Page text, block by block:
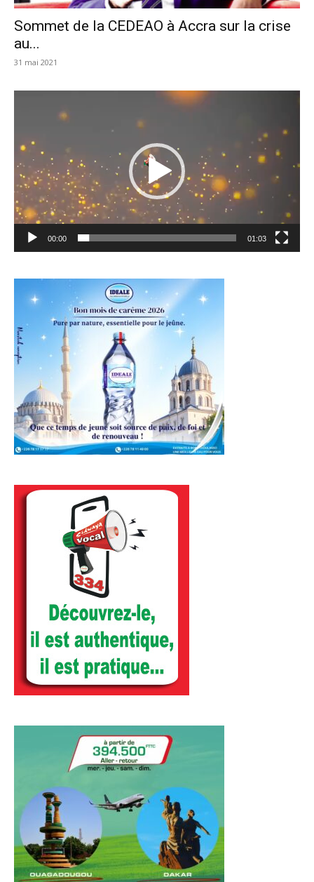
Sommet de la CEDEAO à Accra sur la crise
au...
31 mai 2021
00:00 01:03